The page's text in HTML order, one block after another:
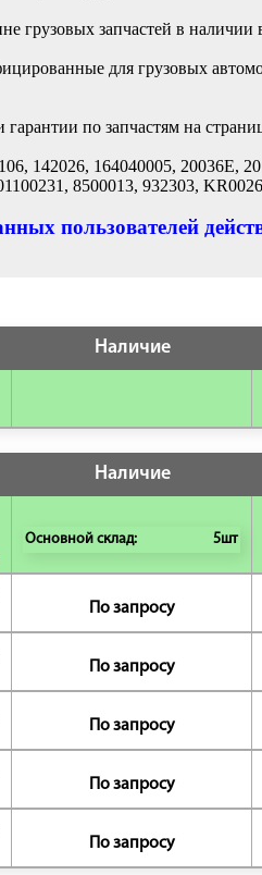
грузовых запчастей в
для грузовых
по запчастям на
142026, 164040005, 20036E,
8500013, 932303,
пользователей
Наличие
Наличие
Основной склад: 5шт
По запросу
По запросу
По запросу
По запросу
По запросу